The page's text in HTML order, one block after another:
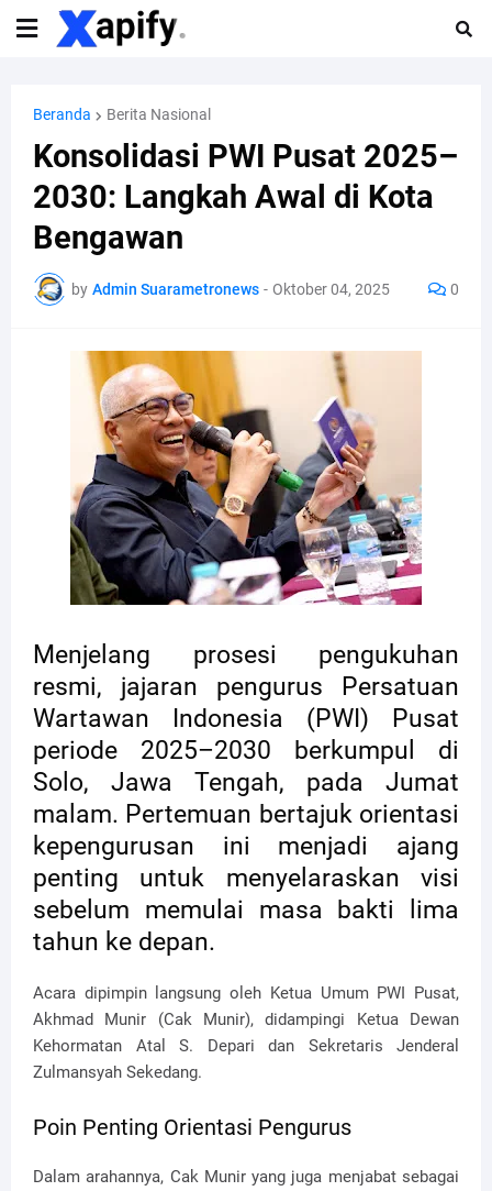
Beranda Berita Nasional
Konsolidasi PWI Pusat 2025–
2030: Langkah Awal di Kota
Bengawan
by Admin Suarametronews - Oktober 04, 2025 0
Menjelang prosesi pengukuhan
resmi, jajaran pengurus
Persatuan
Wartawan Indonesia (PWI) Pusat
periode 2025–2030 berkumpul di
Solo, Jawa Tengah, pada Jumat
malam. Pertemuan bertajuk orientasi
kepengurusan ini menjadi ajang
penting untuk menyelaraskan visi
sebelum memulai masa bakti lima
tahun ke depan.
Acara dipimpin langsung oleh Ketua Umum PWI Pusat,
Akhmad Munir (Cak Munir), didampingi Ketua Dewan
Kehormatan Atal S. Depari dan Sekretaris Jenderal
Zulmansyah Sekedang.
Poin Penting Orientasi Pengurus
Dalam arahannya, Cak Munir yang juga menjabat sebagai